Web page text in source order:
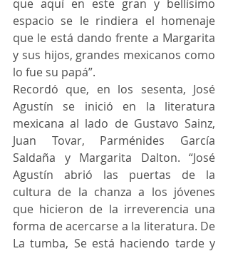
que aquí en este gran y bellísimo
espacio se le rindiera el homenaje
que le está dando frente a Margarita
y sus hijos, grandes mexicanos como
lo fue su papá”.
Recordó que, en los sesenta, José
Agustín se inició en la literatura
mexicana al lado de Gustavo Sainz,
Juan Tovar, Parménides García
Saldaña y Margarita Dalton. “José
Agustín abrió las puertas de la
cultura de la chanza a los jóvenes
que hicieron de la irreverencia una
forma de acercarse a la literatura. De
La tumba, Se está haciendo tarde y